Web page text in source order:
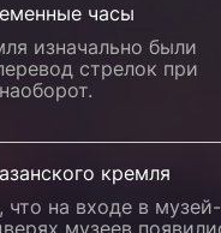
часы
изначально были
стрелок при
кремля
что на входе в музей-
музеев